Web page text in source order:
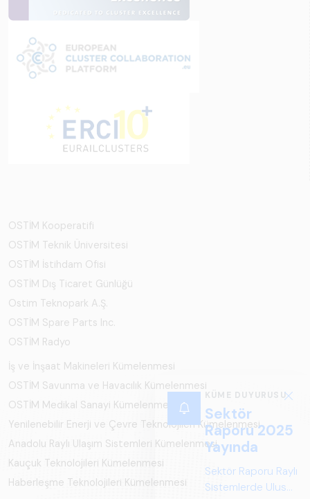
KÜME DUYURUSU
Sektör
Raporu 2025
Yayında
Sektör Raporu Raylı
Sistemlerde Ulusal
OSTİM Kooperatifi
OSTİM Teknik Üniversitesi
OSTİM İstihdam Ofisi
OSTİM Dış Ticaret Günlüğü
Ostim Teknopark A.Ş.
OSTİM Spare Parts Inc.
OSTİM Radyo
İş ve İnşaat Makineleri Kümelenmesi
OSTİM Savunma ve Havacılık Kümelenmesi
OSTİM Medikal Sanayi Kümelenmesi
Yenilenebilir Enerji ve Çevre Teknolojileri Kümelenmesi
Anadolu Raylı Ulaşım Sistemleri Kümelenmesi
Kauçuk Teknolojileri Kümelenmesi
Haberleşme Teknolojileri Kümelenmesi